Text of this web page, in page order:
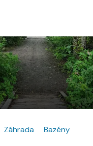
Záhrada Bazény